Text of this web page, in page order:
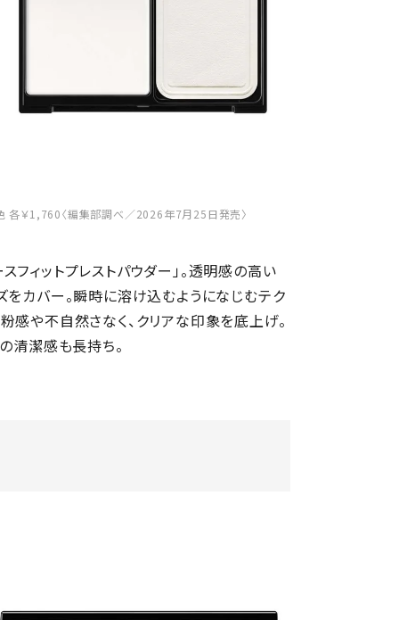
各￥1,760〈編集部調べ／2026年7月25日発売〉
ィットプレストパウダー」。透明感の高い
をカバー。瞬時に溶け込むようになじむテク
感や不自然さなく、クリアな印象を底上げ。
清潔感も長持ち。